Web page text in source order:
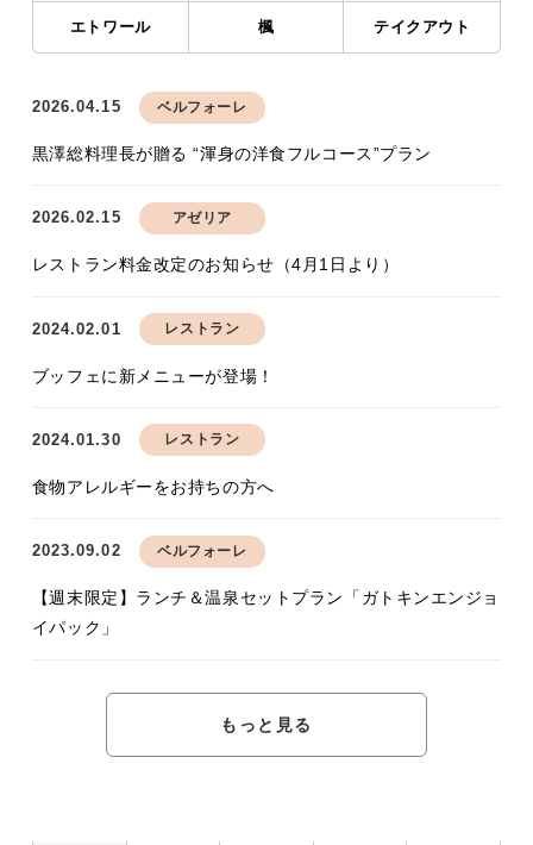
エトワール 楓 テイクアウト
2026.04.15 ベルフォーレ
黒澤総料理長が贈る “渾身の洋食フルコース”プラン
2026.02.15 アゼリア
レストラン料金改定のお知らせ（4月1日より）
2024.02.01 レストラン
ブッフェに新メニューが登場！
2024.01.30 レストラン
食物アレルギーをお持ちの方へ
2023.09.02 ベルフォーレ
【週末限定】ランチ＆温泉セットプラン「ガトキンエンジョ
イパック」
もっと見る